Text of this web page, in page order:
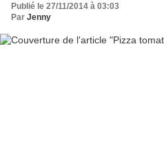
Publié le 27/11/2014 à 03:03
Par Jenny